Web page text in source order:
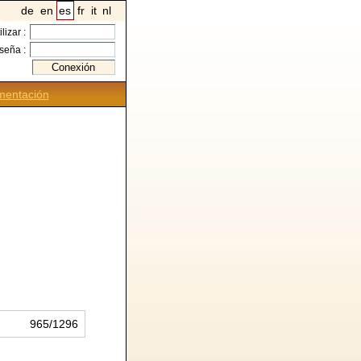
de en es fr it nl
:
:
965/1296